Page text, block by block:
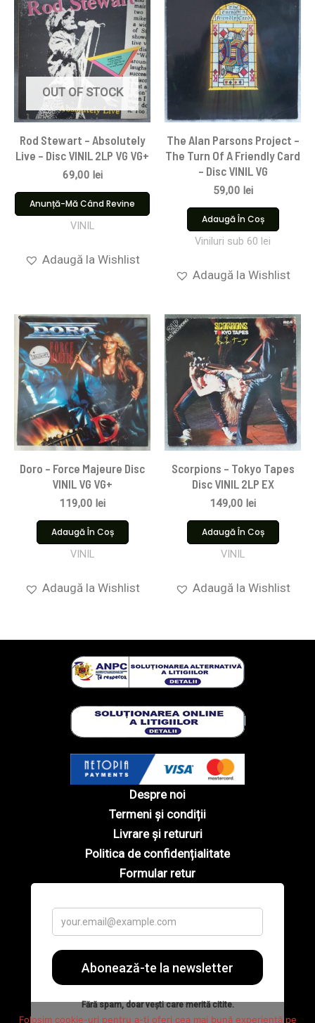
OUT OF STOCK
Rod Stewart – Absolutely
Live – Disc VINIL 2LP VG VG+
69,00 lei
Anunță-Mă Când Revine
VINIL
Adaugă la Wishlist
The Alan Parsons Project –
The Turn Of A Friendly Card
– Disc VINIL VG
59,00 lei
Adaugă În Coș
Viniluri sub 60 lei
Adaugă la Wishlist
Doro – Force Majeure Disc
VINIL VG VG+
119,00 lei
Adaugă În Coș
VINIL
Adaugă la Wishlist
Scorpions ‎– Tokyo Tapes
Disc VINIL 2LP EX
149,00 lei
Adaugă În Coș
VINIL
Adaugă la Wishlist
Despre noi
Termeni și condiții
Livrare și retururi
Politica de confidențialitate
Formular retur
Folosim cookie-uri pentru a-ți oferi cea mai bună experiență pe